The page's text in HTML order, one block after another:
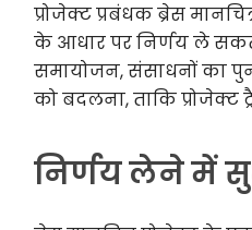
प्रोजेक्ट प्रबंधक ब्रेस
के आधार पर निर्णय ले
समायोजन, संसाधनों का
को बदलना, ताकि प्रोजेक्ट
निर्णय लेने में